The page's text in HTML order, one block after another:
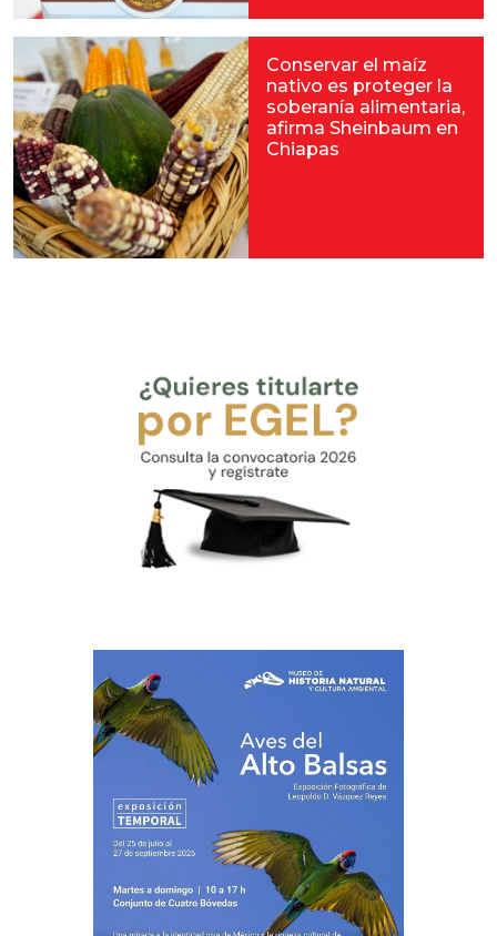
Conservar el maíz
nativo es proteger la
soberanía alimentaria,
afirma Sheinbaum en
Chiapas